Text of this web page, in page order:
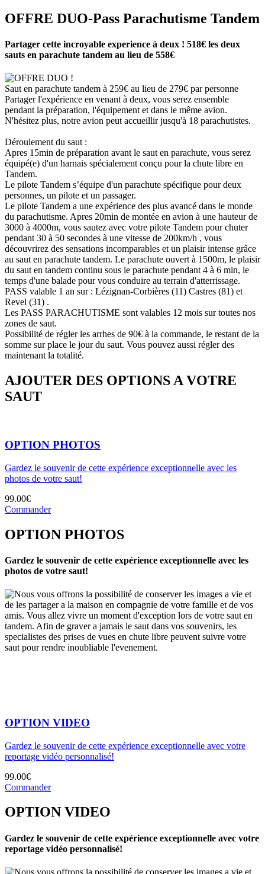
OFFRE DUO-Pass Parachutisme Tandem
Partager cette incroyable experience à deux ! 518€ les deux
sauts en parachute tandem au lieu de 558€
OFFRE DUO !
Saut en parachute tandem à 259€ au lieu de 279€ par personne
Partager l'expérience en venant à deux, vous serez ensemble
pendant la préparation, l'équipement et dans le même avion.
N'hésitez plus, notre avion peut accueillir jusqu'à 18 parachutistes.
Déroulement du saut :
Apres 15min de préparation avant le saut en parachute, vous serez
équipé(e) d'un harnais spécialement conçu pour la chute libre en
Tandem.
Le pilote Tandem s’équipe d'un parachute spécifique pour deux
personnes, un pilote et un passager.
Le pilote Tandem a une expérience des plus avancé dans le monde
du parachutisme. Apres 20min de montée en avion à une hauteur de
3000 à 4000m, vous sautez avec votre pilote Tandem pour chuter
pendant 30 à 50 secondes à une vitesse de 200km/h , vous
découvrirez des sensations incomparables et un plaisir intense grâce
au saut en parachute tandem. Le parachute ouvert à 1500m, le plaisir
du saut en tandem continu sous le parachute pendant 4 à 6 min, le
temps d'une balade pour vous conduire au terrain d'atterrissage.
PASS valable 1 an sur : Lézignan-Corbières (11) Castres (81) et
Revel (31) .
Les PASS PARACHUTISME sont valables 12 mois sur toutes nos
zones de saut.
Possibilité de régler les arrhes de 90€ à la commande, le restant de la
somme sur place le jour du saut. Vous pouvez aussi régler des
maintenant la totalité.
AJOUTER DES OPTIONS A VOTRE
SAUT
OPTION PHOTOS
Gardez le souvenir de cette expérience exceptionnelle avec les
photos de votre saut!
99.00€
Commander
OPTION PHOTOS
Gardez le souvenir de cette expérience exceptionnelle avec les
photos de votre saut!
Nous vous offrons la possibilité de conserver les images a vie et
de les partager a la maison en compagnie de votre famille et de vos
amis. Vous allez vivre un moment d'exception lors de votre saut en
tandem. Afin de graver a jamais le saut dans vos souvenirs, les
specialistes des prises de vues en chute libre peuvent suivre votre
saut pour rendre inoubliable l'evenement.
OPTION VIDEO
Gardez le souvenir de cette expérience exceptionnelle avec votre
reportage vidéo personnalisé!
99.00€
Commander
OPTION VIDEO
Gardez le souvenir de cette expérience exceptionnelle avec votre
reportage vidéo personnalisé!
Nous vous offrons la possibilité de conserver les images a vie et